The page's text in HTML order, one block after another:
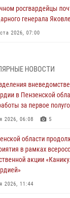
росгвардейцы
генерала
2026, 07:00
и техникой
2026, 06:15 6
сотрудники
дезориентированному
при силовой
деятельность ОПГ,
под
НОВОСТИ
в Пензенской
за первое
2026, 06:08 5
области
в рамках
акции
2026, 11:44